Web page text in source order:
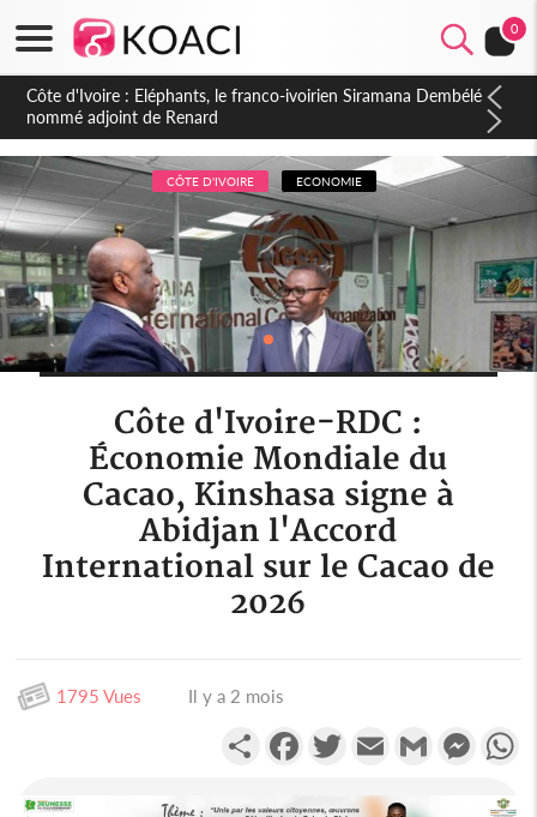
0
Cameroun : 5 combattants séparatistes neutralisés, le Mindef
dément les rumeurs d'exactions des civils
CÔTE D'IVOIRE ECONOMIE
Côte d'Ivoire-RDC :
Économie Mondiale du
Cacao, Kinshasa signe à
Abidjan l'Accord
International sur le Cacao de
2026
1795 Vues Il y a 2 mois
PartagerFacebookTwitterEmail Gmail